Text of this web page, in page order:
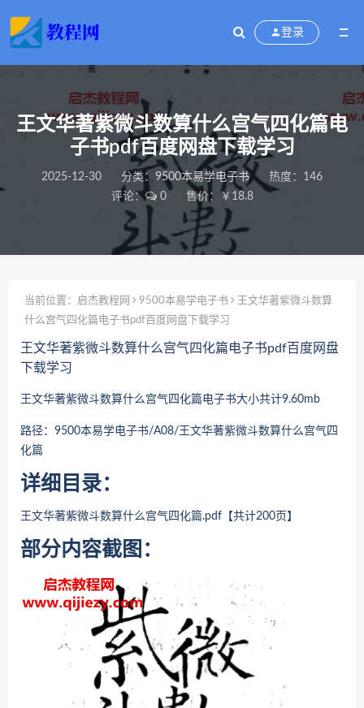
登录
王文华著紫微斗数算什么宫气四化篇电
子书pdf百度网盘下载学习
2025-12-30 分类： 9500本易学电子书
热度：146
评论：
0 售价：￥18.8
当前位置： 启杰教程网 9500本易学电子书
王文华著紫微斗数算
什么宫气四化篇电子书pdf百度网盘下载学习
王文华著紫微斗数算什么宫气四化篇电子书pdf百度网盘
下载学习
王文华著紫微斗数算什么宫气四化篇电子书大小共计9.60mb
路径：9500本易学电子书/A08/ 王文华著紫微斗数算什么宫气四
化篇
详细目录：
王文华著紫微斗数算什么宫气四化篇.pdf【共计200页】
部分内容截图：